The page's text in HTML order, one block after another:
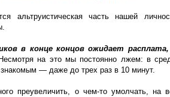
альтруистическая часть нашей
в конце концов ожидает
Несмотря на это мы постоянно лжем: в
— даже до трех раз в 10 минут.
преувеличить, о чем-то умолчать, на